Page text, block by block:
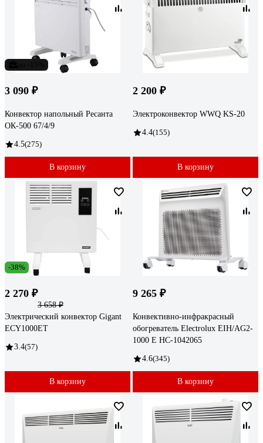
3 090 ₽
Конвектор напольный Ресанта
ОК-500 67/4/9
4.5(275)
В корзину
2 200 ₽
Электроконвектор WWQ KS-20
4.4(155)
В корзину
-38%
2 270 ₽
3 658 ₽
Электрический конвектор Gigant
ECY1000ET
3.4(57)
В корзину
9 265 ₽
Конвективно-инфракрасный
обогреватель Electrolux EIH/AG2-
1000 E НС-1042065
4.6(345)
В корзину